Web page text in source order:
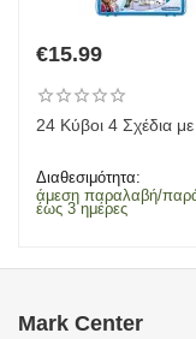
€15.99
24 Κύβοι 4 Σχέδια
Διαθεσιμότητα:
άμεση παραλαβή/
έως 3 ημέρες
Mark Center